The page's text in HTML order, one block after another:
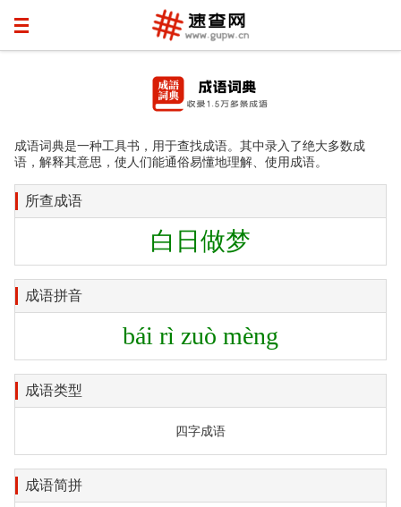
成语词典是一种工具书，用于查找成语。其中录入了绝大多数成
语，解释其意思，使人们能通俗易懂地理解、使用成语。
所查成语
白日做梦
成语拼音
bái rì zuò mèng
成语类型
四字成语
成语简拼